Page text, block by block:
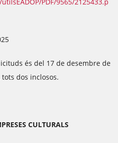
és del 17 de desembre de
dos inclosos.
CULTURALS